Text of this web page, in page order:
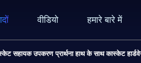
वीडियो हमारे बारे में
सहायक उपकरण प्रार्थना हाथ के साथ कास्केट